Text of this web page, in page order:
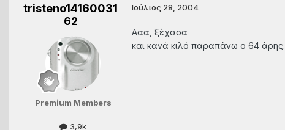
tristeno14160031
62
Premium Members
3,9k
Ιούλιος 28, 2004
Ααα, ξέχασα
και κανά κιλό παραπάνω ο 64 άρης.